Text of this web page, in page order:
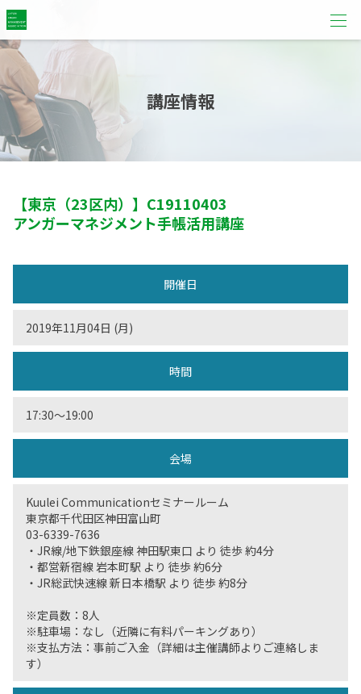
講座情報
【東京（23区内）】 C19110403
アンガーマネジメント手帳活用講座
開催日
2019年11月04日 (月)
時間
17:30〜19:00
会場
Kuulei Communicationセミナールーム
東京都千代田区神田富山町
03-6339-7636
・JR線/地下鉄銀座線 神田駅東口 より 徒歩 約4分
・都営新宿線 岩本町駅 より 徒歩 約6分
・JR総武快速線 新日本橋駅 より 徒歩 約8分
※定員数：8人
※駐車場：なし（近隣に有料パーキングあり）
※支払方法：事前ご入金（詳細は主催講師よりご連絡しま
す）